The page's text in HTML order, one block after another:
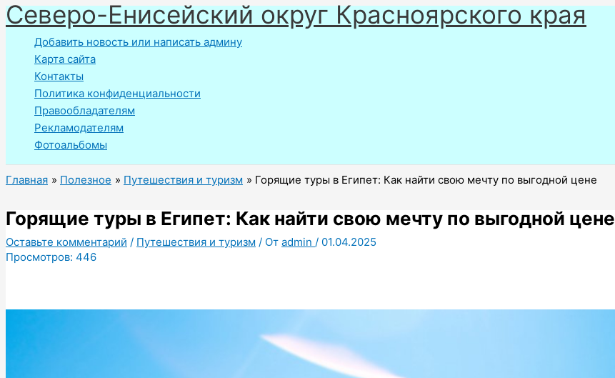
Перейти
к
содержимому
Северо-Енисейский округ Красноярского края
Добавить новость или написать админу
Карта сайта
Контакты
Политика конфиденциальности
Правообладателям
Рекламодателям
Фотоальбомы
Главная Полезное Путешествия и туризм Горящие туры в Египет: Как найти свою мечту по выгодной цене
Горящие туры в Египет: Как найти свою мечту по выгодной цене
Оставьте комментарий / Путешествия и туризм / От admin / 01.04.2025
Просмотров: 446